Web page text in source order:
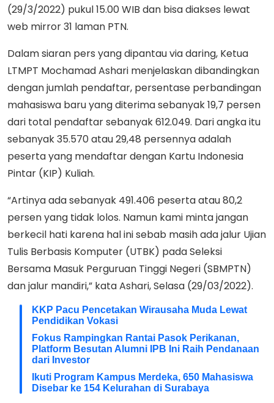
(29/3/2022) pukul 15.00 WIB dan bisa diakses lewat
web mirror 31 laman PTN.
Dalam siaran pers yang dipantau via daring, Ketua
LTMPT Mochamad Ashari menjelaskan dibandingkan
dengan jumlah pendaftar, persentase perbandingan
mahasiswa baru yang diterima sebanyak 19,7 persen
dari total pendaftar sebanyak 612.049. Dari angka itu
sebanyak 35.570 atau 29,48 persennya adalah
peserta yang mendaftar dengan Kartu Indonesia
Pintar (KIP) Kuliah.
“Artinya ada sebanyak 491.406 peserta atau 80,2
persen yang tidak lolos. Namun kami minta jangan
berkecil hati karena hal ini sebab masih ada jalur Ujian
Tulis Berbasis Komputer (UTBK) pada Seleksi
Bersama Masuk Perguruan Tinggi Negeri (SBMPTN)
dan jalur mandiri,” kata Ashari, Selasa (29/03/2022).
KKP Pacu Pencetakan Wirausaha Muda Lewat
Pendidikan Vokasi
Fokus Rampingkan Rantai Pasok Perikanan,
Platform Besutan Alumni IPB Ini Raih Pendanaan
dari Investor
Ikuti Program Kampus Merdeka, 650 Mahasiswa
Disebar ke 154 Kelurahan di Surabaya